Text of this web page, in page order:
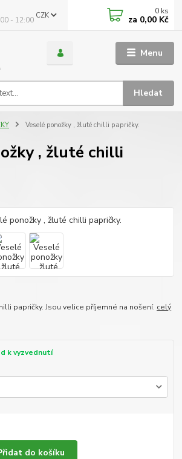
Menu
CZK
Hledat
- 12:00
0 ks
za 0,00 Kč
Veselé ponožky , žluté chilli papričky.
, žluté chilli
papričky. Jsou velice příjemné na nošení. celý
k vyzvednutí
do košíku